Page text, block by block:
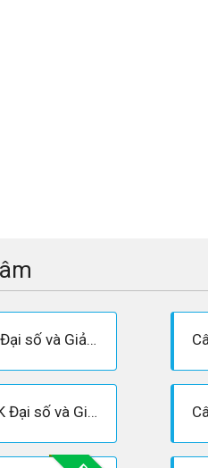
Câu 7 trang 224 SGK Đại số và Giải tích 11 Nâng cao
Câu 10 trang 224 SGK Đại số và Giải tích 11 Nâng cao